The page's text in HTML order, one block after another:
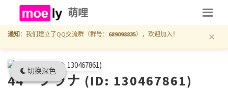
切换深色
萌哩
通知 ：我们建立了QQ交流群（群号： 689098835），欢迎加入！ ×
44 プラナ (ID: 130467861)